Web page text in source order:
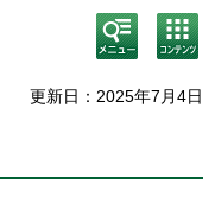
検
索・
メニ
コン
テン
ニュ
更新日：2025年7月4日